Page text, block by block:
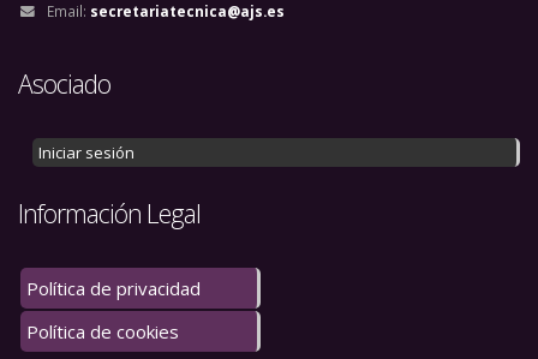
Email: secretariatecnica@ajs.es
Asociado
Iniciar sesión
Información Legal
Política de privacidad
Política de cookies